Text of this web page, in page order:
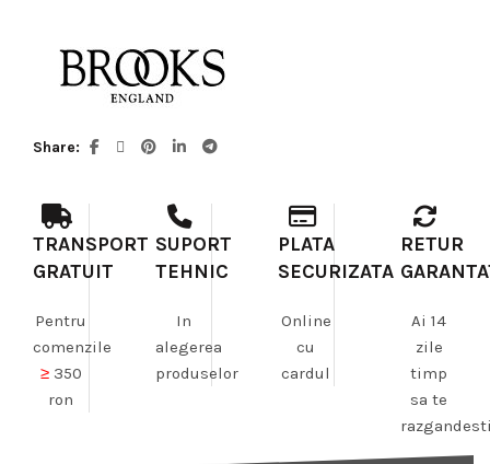
Share
TRANSPORT
GRATUIT
Pentru
comenzile
≥350
ron
SUPORT
TEHNIC
In
alegerea
produselor
PLATA
SECURIZATA
Online
cu
cardul
RETUR
Ai 14
zile
timp
sa te